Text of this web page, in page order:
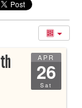
APR
26
Sat